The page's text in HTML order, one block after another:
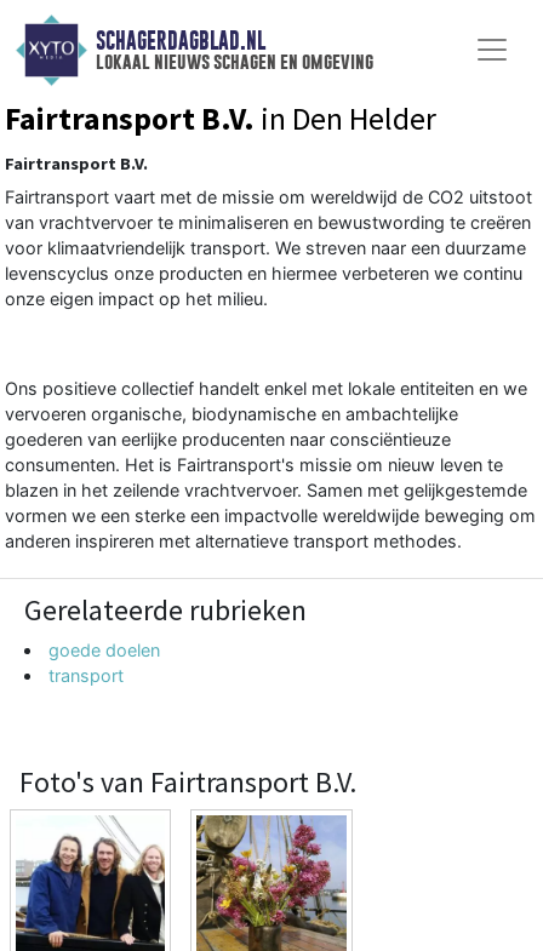
SCHAGERDAGBLAD.NL
lokaal nieuws schagen en omgeving
Fairtransport B.V. in Den Helder
Fairtransport B.V.
Fairtransport vaart met de missie om wereldwijd de CO2 uitstoot
van vrachtvervoer te minimaliseren en bewustwording te creëren
voor klimaatvriendelijk transport. We streven naar een duurzame
levenscyclus onze producten en hiermee verbeteren we continu
onze eigen impact op het milieu.
Ons positieve collectief handelt enkel met lokale entiteiten en we
vervoeren organische, biodynamische en ambachtelijke
goederen van eerlijke producenten naar consciëntieuze
consumenten. Het is Fairtransport's missie om nieuw leven te
blazen in het zeilende vrachtvervoer. Samen met gelijkgestemde
vormen we een sterke een impactvolle wereldwijde beweging om
anderen inspireren met alternatieve transport methodes.
Gerelateerde rubrieken
goede doelen
transport
Foto's van Fairtransport B.V.